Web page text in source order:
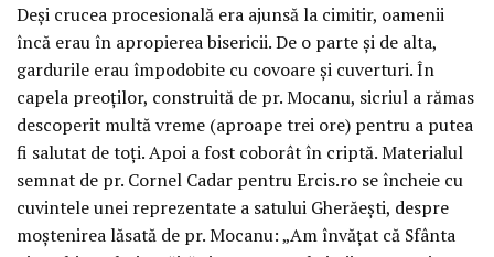
Deşi crucea procesională era ajunsă la cimitir, oamenii
încă erau în apropierea bisericii. De o parte şi de alta,
gardurile erau împodobite cu covoare şi cuverturi. În
capela preoţilor, construită de pr. Mocanu, sicriul a rămas
descoperit multă vreme (aproape trei ore) pentru a putea
fi salutat de toţi. Apoi a fost coborât în criptă. Materialul
semnat de pr. Cornel Cadar pentru Ercis.ro se încheie cu
cuvintele unei reprezentate a satului Gherăeşti, despre
moştenirea lăsată de pr. Mocanu: „Am învăţat că Sfânta